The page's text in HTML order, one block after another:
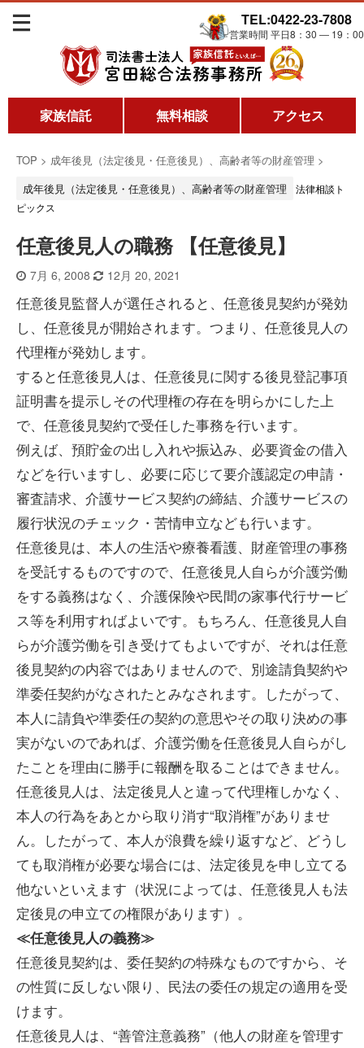
TEL:0422-23-7808
営業時間 平日8：30 ― 19：00
家族信託 無料相談 アクセス
TOP > 成年後見（法定後見・任意後見）、高齢者等の財産管理 >
成年後見（法定後見・任意後見）、高齢者等の財産管理
法律相談ト
ピックス
任意後見人の職務 【任意後見】
7月 6, 2008 12月 20, 2021
任意後見監督人が選任されると、任意後見契約が発効
し、任意後見が開始されます。つまり、任意後見人の
代理権が発効します。
すると任意後見人は、任意後見に関する後見登記事項
証明書を提示しその代理権の存在を明らかにした上
で、任意後見契約で受任した事務を行います。
例えば、預貯金の出し入れや振込み、必要資金の借入
などを行いますし、必要に応じて要介護認定の申請・
審査請求、介護サービス契約の締結、介護サービスの
履行状況のチェック・苦情申立なども行います。
任意後見は、本人の生活や療養看護、財産管理の事務
を受託するものですので、任意後見人自らが介護労働
をする義務はなく、介護保険や民間の家事代行サービ
ス等を利用すればよいです。もちろん、任意後見人自
らが介護労働を引き受けてもよいですが、それは任意
後見契約の内容ではありませんので、別途請負契約や
準委任契約がなされたとみなされます。したがって、
本人に請負や準委任の契約の意思やその取り決めの事
実がないのであれば、介護労働を任意後見人自らがし
たことを理由に勝手に報酬を取ることはできません。
任意後見人は、法定後見人と違って代理権しかなく、
本人の行為をあとから取り消す“取消権”がありませ
ん。したがって、本人が浪費を繰り返すなど、どうし
ても取消権が必要な場合には、法定後見を申し立てる
他ないといえます（状況によっては、任意後見人も法
定後見の申立ての権限があります）。
≪任意後見人の義務≫
任意後見契約は、委任契約の特殊なものですから、そ
の性質に反しない限り、民法の委任の規定の適用を受
けます。
任意後見人は、“善管注意義務”（他人の財産を管理す